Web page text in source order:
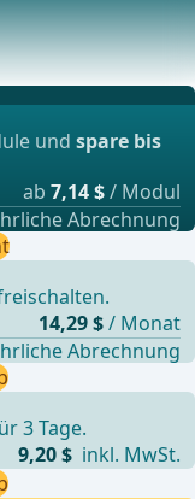
speziell zur
imp
3 Tage.
9,20 $ inkl. MwSt.
undspare bis
ab 7,14 $/ Modul
Abrechnung
14,29 $/ Monat
Abrechnung